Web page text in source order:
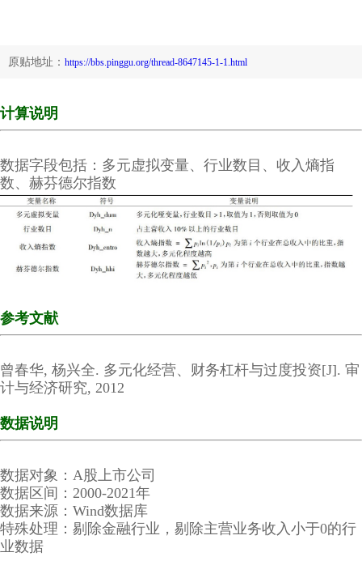
原贴地址： https://bbs.pinggu.org/thread-8647145-1-1.html
计算说明
数据字段包括：多元虚拟变量、行业数目、收入熵指
数、赫芬德尔指数
参考文献
曾春华, 杨兴全. 多元化经营、财务杠杆与过度投资[J]. 审
计与经济研究, 2012
数据说明
数据对象：A股上市公司
数据区间：2000-2021年
数据来源：Wind数据库
特殊处理：剔除金融行业，剔除主营业务收入小于0的行
业数据